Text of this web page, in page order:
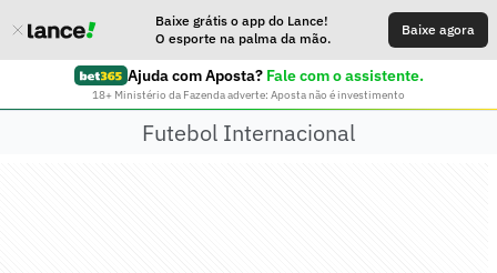
Baixe grátis o app do Lance!
O esporte na palma da mão.
Baixe agora
Ajuda com Aposta? Fale com o assistente.
18+ Ministério da Fazenda adverte: Aposta não é investimento
Futebol Internacional